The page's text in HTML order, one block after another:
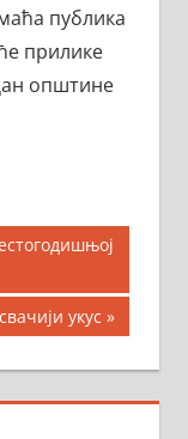
публика
прилике
општине
укус